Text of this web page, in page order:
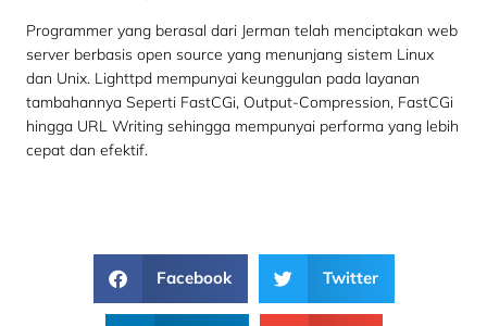
Programmer yang berasal dari Jerman telah menciptakan web
server berbasis open source yang menunjang sistem Linux
dan Unix. Lighttpd mempunyai keunggulan pada layanan
tambahannya Seperti FastCGi, Output-Compression, FastCGi
hingga URL Writing sehingga mempunyai performa yang lebih
cepat dan efektif.
Facebook Twitter